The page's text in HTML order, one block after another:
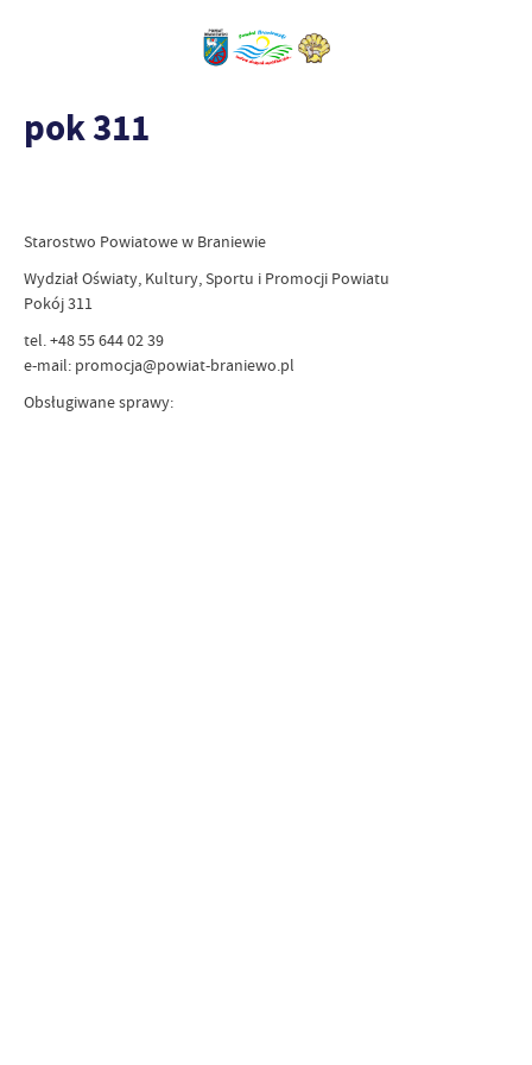
pok 311
Starostwo Powiatowe w Braniewie
Wydział Oświaty, Kultury, Sportu i Promocji Powiatu
Pokój 311
tel. +48 55 644 02 39
e-mail: promocja@powiat-braniewo.pl
Obsługiwane sprawy: